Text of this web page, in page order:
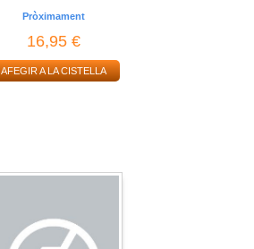
Pròximament
16,95 €
AFEGIR A LA CISTELLA